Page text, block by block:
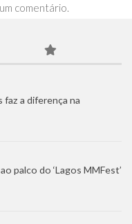
comentário.
a diferença na
palco do ‘Lagos MMFest’